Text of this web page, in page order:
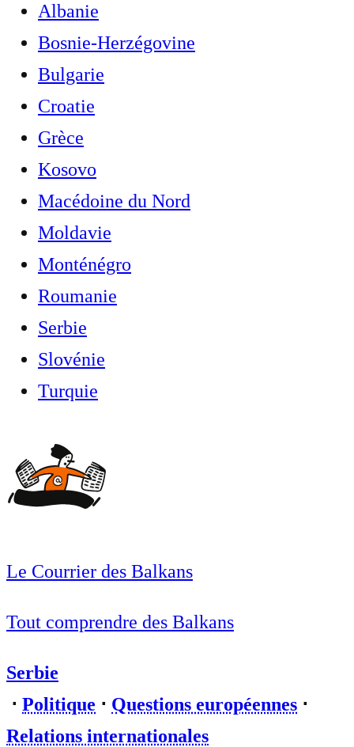
Albanie
Bosnie-Herzégovine
Bulgarie
Croatie
Grèce
Kosovo
Macédoine du Nord
Moldavie
Monténégro
Roumanie
Serbie
Slovénie
Turquie
Le Courrier des Balkans
Tout comprendre des Balkans
Serbie
⋅ Politique ⋅ Questions européennes ⋅
Relations internationales